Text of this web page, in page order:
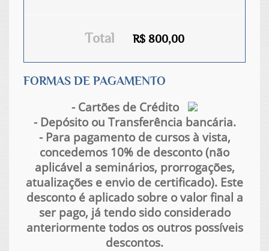
Total R$ 800,00
FORMAS DE PAGAMENTO
- Cartões de Crédito
- Depósito ou Transferência bancária.
- Para pagamento de cursos à vista,
concedemos 10% de desconto (não
aplicável a seminários, prorrogações,
atualizações e envio de certificado). Este
desconto é aplicado sobre o valor final a
ser pago, já tendo sido considerado
anteriormente todos os outros possíveis
descontos.